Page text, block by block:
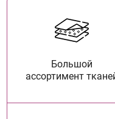
Большой
ассортимент